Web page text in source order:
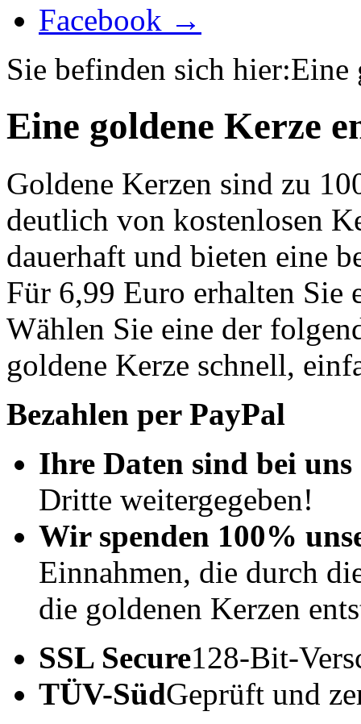
Facebook →
Sie befinden sich hier:Eine
Eine goldene Kerze
Goldene Kerzen sind zu
deutlich von kostenlosen
dauerhaft und bieten eine
Für 6,99 Euro erhalten Sie
Wählen Sie eine der
goldene Kerze schnell,
Bezahlen per PayPal
Ihre Daten sind bei uns
Dritte weitergegeben!
Wir spenden 100%
Einnahmen, die durch
die goldenen Kerzen
SSL Secure128-Bit-
TÜV-SüdGeprüft und